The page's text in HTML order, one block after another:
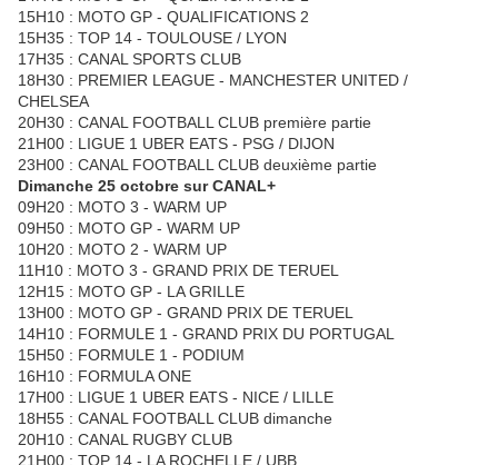
15H10 : MOTO GP - QUALIFICATIONS 2
15H35 : TOP 14 - TOULOUSE / LYON
17H35 : CANAL SPORTS CLUB
18H30 : PREMIER LEAGUE - MANCHESTER UNITED /
CHELSEA
20H30 : CANAL FOOTBALL CLUB première partie
21H00 : LIGUE 1 UBER EATS - PSG / DIJON
23H00 : CANAL FOOTBALL CLUB deuxième partie
Dimanche 25 octobre sur CANAL+
09H20 : MOTO 3 - WARM UP
09H50 : MOTO GP - WARM UP
10H20 : MOTO 2 - WARM UP
11H10 : MOTO 3 - GRAND PRIX DE TERUEL
12H15 : MOTO GP - LA GRILLE
13H00 : MOTO GP - GRAND PRIX DE TERUEL
14H10 : FORMULE 1 - GRAND PRIX DU PORTUGAL
15H50 : FORMULE 1 - PODIUM
16H10 : FORMULA ONE
17H00 : LIGUE 1 UBER EATS - NICE / LILLE
18H55 : CANAL FOOTBALL CLUB dimanche
20H10 : CANAL RUGBY CLUB
21H00 : TOP 14 - LA ROCHELLE / UBB